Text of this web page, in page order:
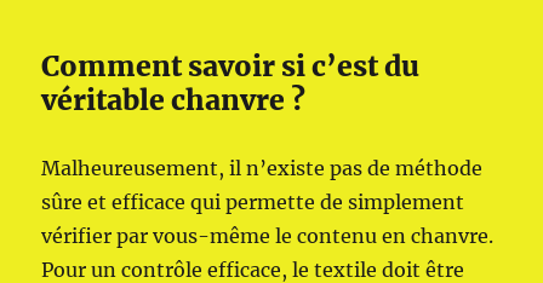
Comment savoir si c’est du
véritable chanvre ?
Malheureusement, il n’existe pas de méthode
sûre et efficace qui permette de simplement
vérifier par vous-même le contenu en chanvre.
Pour un contrôle efficace, le textile doit être